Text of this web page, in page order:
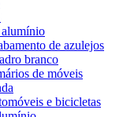
de azulejos
branco
de móveis
e bicicletas